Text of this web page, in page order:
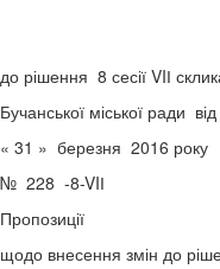
до рішення 8 сесії VIІ
Бучанської міської ради від
« 31 » березня 2016 року
№ 228 -8-VIІ
Пропозиції
щодо внесення змін до